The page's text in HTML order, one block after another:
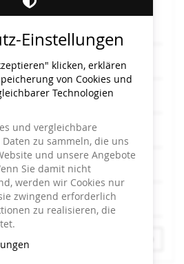
Einstellungen
klicken, erklären
von Cookies und
Technologien
und vergleichbare
zu sammeln, die uns
und unsere Angebote
Sie damit nicht
werden wir Cookies nur
zwingend erforderlich
zu realisieren, die